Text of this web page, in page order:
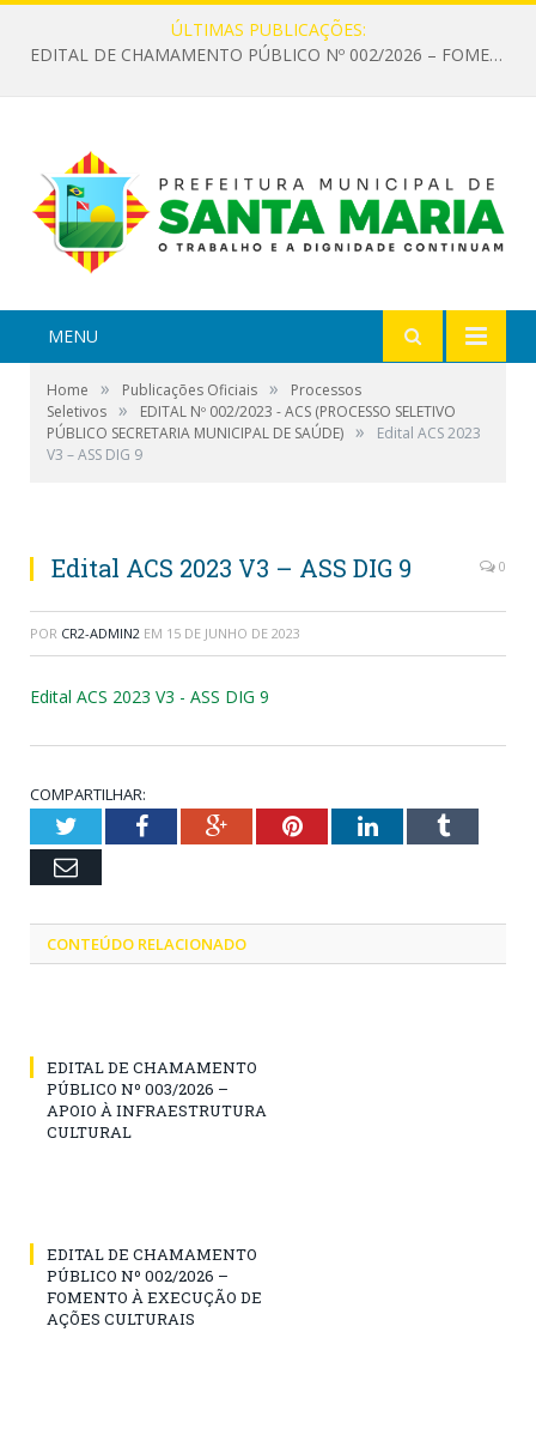
ÚLTIMAS PUBLICAÇÕES:
EDITAL DE CHAMAMENTO PÚBLICO Nº 002/2026 – FOMENTO À EXECUÇÃO DE AÇÕES CULTURAIS
MENU
Home » Publicações Oficiais »
Processos
Seletivos »
EDITAL Nº 002/2023 - ACS (PROCESSO SELETIVO
PÚBLICO SECRETARIA MUNICIPAL DE SAÚDE) »
Edital ACS 2023
V3 – ASS DIG 9
Edital ACS 2023 V3 – ASS DIG 9 0
POR CR2-ADMIN2 EM 15 DE JUNHO DE 2023
Edital ACS 2023 V3 - ASS DIG 9
COMPARTILHAR:
TwitterFacebookGoogle+PinterestLinkedInTumblr
Email
CONTEÚDO RELACIONADO
EDITAL DE CHAMAMENTO
PÚBLICO Nº 003/2026 –
APOIO À INFRAESTRUTURA
CULTURAL
EDITAL DE CHAMAMENTO
PÚBLICO Nº 002/2026 –
FOMENTO À EXECUÇÃO DE
AÇÕES CULTURAIS